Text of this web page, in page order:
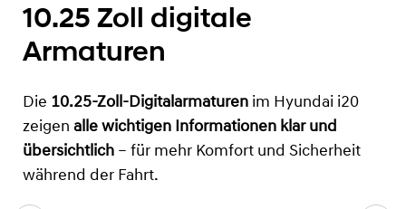
10.25 Zoll digitale
Armaturen
Die 10.25-Zoll-Digitalarmaturen im Hyundai i20
zeigen alle wichtigen Informationen klar und
übersichtlich – für mehr Komfort und Sicherheit
während der Fahrt.